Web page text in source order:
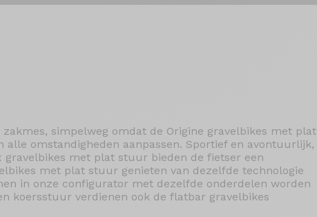
simpelweg omdat de Origine gravelbikes met plat
omstandigheden aanpassen. Sportief en avontuurlijk,
met plat stuur bieden de fietser een
met plat stuur genieten van dezelfde technologie
in onze configurator met dezelfde onderdelen worden
koersstuur verdienen ook de flatbar gravelbikes